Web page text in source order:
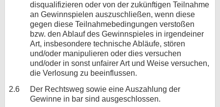
disqualifizieren oder von der zukünftigen Teilnahme
an Gewinnspielen auszuschließen, wenn diese
gegen diese Teilnahmebedingungen verstoßen
bzw. den Ablauf des Gewinnspieles in irgendeiner
Art, insbesondere technische Abläufe, stören
und/oder manipulieren oder dies versuchen
und/oder in sonst unfairer Art und Weise versuchen,
die Verlosung zu beeinflussen.
2.6
Der Rechtsweg sowie eine Auszahlung der
Gewinne in bar sind ausgeschlossen.